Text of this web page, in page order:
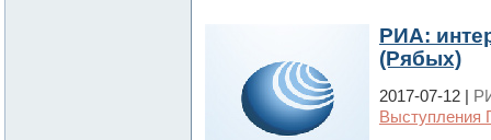
РИА:
(Рябых)
2017-07-12 |
Выступления